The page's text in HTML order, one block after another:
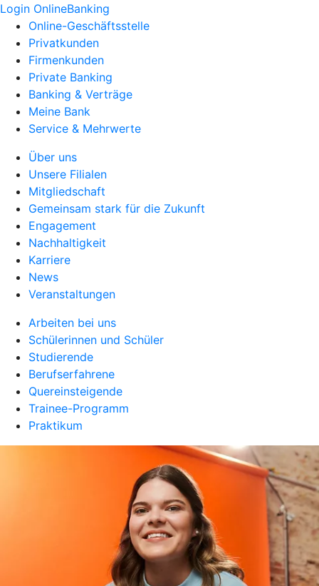
Login OnlineBanking
Online-Geschäftsstelle
Privatkunden
Firmenkunden
Private Banking
Banking & Verträge
Meine Bank
Service & Mehrwerte
Über uns
Unsere Filialen
Mitgliedschaft
Gemeinsam stark für die Zukunft
Engagement
Nachhaltigkeit
Karriere
News
Veranstaltungen
Arbeiten bei uns
Schülerinnen und Schüler
Studierende
Berufserfahrene
Quereinsteigende
Trainee-Programm
Praktikum